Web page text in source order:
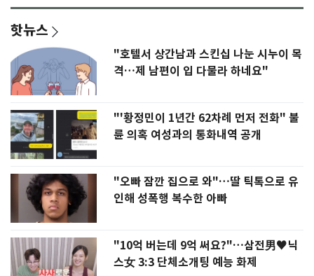
핫뉴스
"호텔서 상간남과 스킨십 나눈 시누이 목
격…제 남편이 입 다물라 하네요"
"'황정민이 1년간 62차례 먼저 전화" 불
륜 의혹 여성과의 통화내역 공개
"오빠 잠깐 집으로 와"…딸 틱톡으로 유
인해 성폭행 복수한 아빠
"10억 버는데 9억 써요?"…삼전男♥닉
스女 3:3 단체소개팅 예능 화제